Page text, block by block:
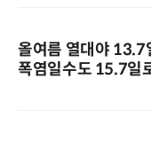
올여름 열대야
폭염일수도 15.7일